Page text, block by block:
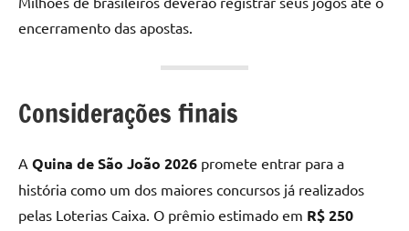
encerramento das apostas.
Considerações finais
A Quina de São João 2026 promete entrar para a
história como um dos maiores concursos já realizados
pelas Loterias Caixa. O prêmio estimado em R$ 250